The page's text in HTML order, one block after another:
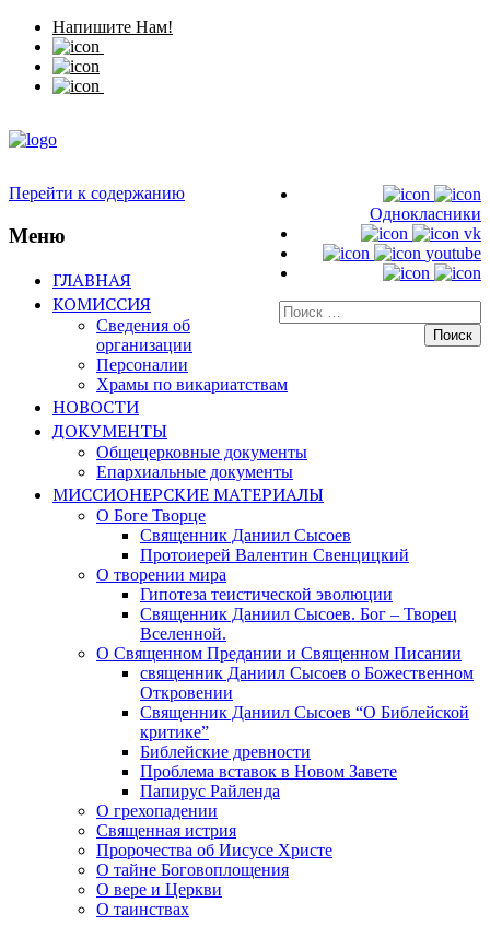
Напишите Нам!
Однокласники
vk
youtube
Искать:
Перейти к содержанию
Меню
ГЛАВНАЯ
КОМИССИЯ
Сведения об
организации
Персоналии
Храмы по викариатствам
НОВОСТИ
ДОКУМЕНТЫ
Общецерковные документы
Епархиальные документы
МИССИОНЕРСКИЕ МАТЕРИАЛЫ
О Боге Творце
Священник Даниил Сысоев
Протоиерей Валентин Свенцицкий
О творении мира
Гипотеза теистической эволюции
Священник Даниил Сысоев. Бог – Творец
Вселенной.
О Священном Предании и Священном Писании
священник Даниил Сысоев о Божественном
Откровении
Священник Даниил Сысоев “О Библейской
критике”
Библейские древности
Проблема вставок в Новом Завете
Папирус Райленда
О грехопадении
Священная истрия
Пророчества об Иисусе Христе
О тайне Боговоплощения
О вере и Церкви
О таинствах